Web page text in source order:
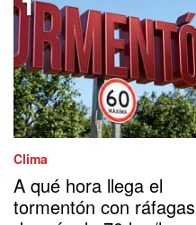
Clima
A qué hora llega el
tormentón con ráfagas